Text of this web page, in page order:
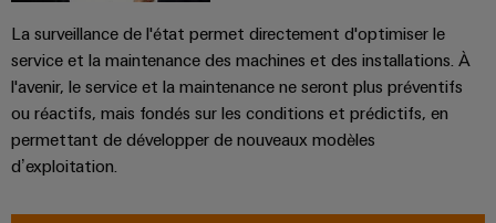
Exploiter
l'énergie
solaire
l'efficacité
des
ressources
circuit
imprimé
Fabricant
d'équipements
d'origine
Systèmes
d'E/S
Ethernet
industriel
Écrans
tactiles
La surveillance de l'état permet directement d'optimiser le
service et la maintenance des machines et des installations. À
l'avenir, le service et la maintenance ne seront plus préventifs
ou réactifs, mais fondés sur les conditions et prédictifs, en
permettant de développer de nouveaux modèles
d’exploitation.